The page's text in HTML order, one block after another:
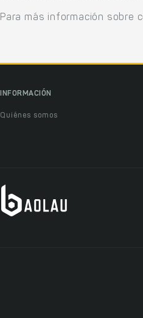
Para más información sobre
INFORMACIÓN
Quiénes somos